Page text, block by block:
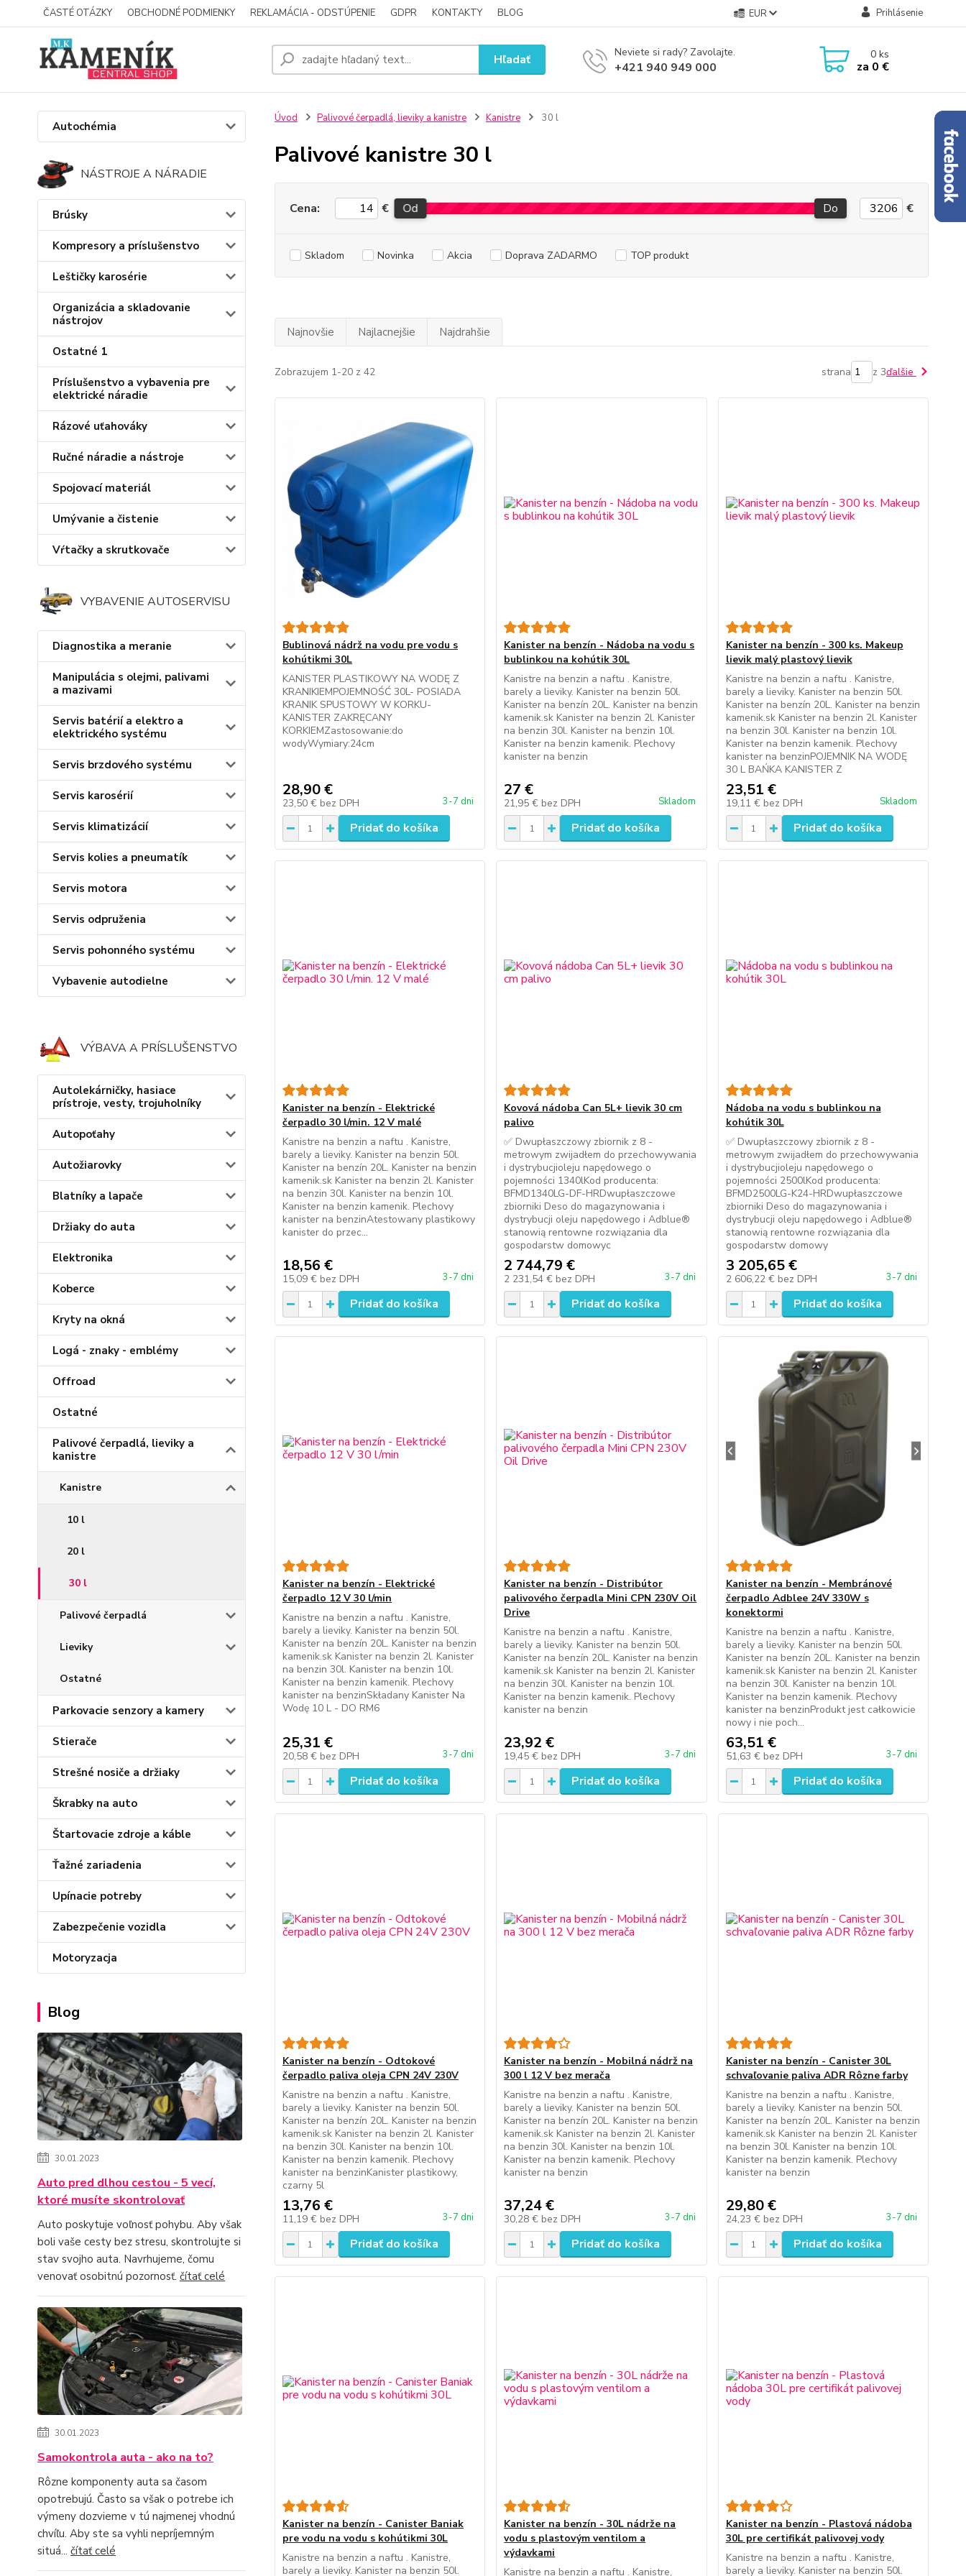
ČASTÉ OTÁZKY OBCHODNÉ PODMIENKY REKLAMÁCIA - ODSTÚPENIE GDPR KONTAKTY BLOG EUR Prihlásenie
Hľadať Neviete si rady? Zavolajte.
+421 940 949 000
0ks
za 0 €
Autochémia
NÁSTROJE A NÁRADIE
Brúsky
Kompresory a príslušenstvo
Leštičky karosérie
Organizácia a skladovanie
nástrojov
Ostatné 1
Príslušenstvo a vybavenia pre
elektrické náradie
Rázové uťahováky
Ručné náradie a nástroje
Spojovací materiál
Umývanie a čistenie
Vŕtačky a skrutkovače
VYBAVENIE AUTOSERVISU
Diagnostika a meranie
Manipulácia s olejmi, palivami
a mazivami
Servis batérií a elektro a
elektrického systému
Servis brzdového systému
Servis karosérií
Servis klimatizácií
Servis kolies a pneumatík
Servis motora
Servis odpruženia
Servis pohonného systému
Vybavenie autodielne
VÝBAVA A PRÍSLUŠENSTVO
Autolekárničky, hasiace
prístroje, vesty, trojuholníky
Autopoťahy
Autožiarovky
Blatníky a lapače
Držiaky do auta
Elektronika
Koberce
Kryty na okná
Logá - znaky - emblémy
Offroad
Ostatné
Palivové čerpadlá, lieviky a
kanistre
Kanistre
10 l
20 l
30 l
Palivové čerpadlá
Lieviky
Ostatné
Parkovacie senzory a kamery
Stierače
Strešné nosiče a držiaky
Škrabky na auto
Štartovacie zdroje a káble
Ťažné zariadenia
Upínacie potreby
Zabezpečenie vozidla
Motoryzacja
Blog
30.01.2023
Auto pred dlhou cestou - 5 vecí,
ktoré musíte skontrolovať
Auto poskytuje voľnosť pohybu. Aby však
boli vaše cesty bez stresu, skontrolujte si
stav svojho auta. Navrhujeme, čomu
venovať osobitnú pozornosť. čítať celé
30.01.2023
Samokontrola auta - ako na to?
Rôzne komponenty auta sa časom
opotrebujú. Často sa však o potrebe ich
výmeny dozvieme v tú najmenej vhodnú
chvíľu. Aby ste sa vyhli nepríjemným
situá... čítať celé
Úvod Palivové čerpadlá, lieviky a kanistre Kanistre 30 l
Palivové kanistre 30 l
Cena: € Od Do €
Skladom Novinka Akcia Doprava ZADARMO TOP produkt
Najnovšie Najlacnejšie Najdrahšie
Zobrazujem 1-20 z 42 strana z 3ďalšie
Bublinová nádrž na vodu pre vodu s
kohútikmi 30L
KANISTER PLASTIKOWY NA WODĘ Z
KRANIKIEMPOJEMNOŚĆ 30L- POSIADA
KRANIK SPUSTOWY W KORKU-
KANISTER ZAKRĘCANY
KORKIEMZastosowanie:do
wodyWymiary:24cm
28,90 €
23,50 € bez DPH 3-7 dni
Pridať do košíka
Kanister na benzín - Nádoba na vodu s
bublinkou na kohútik 30L
Kanistre na benzin a naftu . Kanistre,
barely a lieviky. Kanister na benzin 50l.
Kanister na benzín 20L. Kanister na benzin
kamenik.sk Kanister na benzin 2l. Kanister
na benzin 30l. Kanister na benzin 10l.
Kanister na benzin kamenik. Plechovy
kanister na benzin
27 €
21,95 € bez DPH Skladom
Pridať do košíka
Kanister na benzín - 300 ks. Makeup
lievik malý plastový lievik
Kanistre na benzin a naftu . Kanistre,
barely a lieviky. Kanister na benzin 50l.
Kanister na benzín 20L. Kanister na benzin
kamenik.sk Kanister na benzin 2l. Kanister
na benzin 30l. Kanister na benzin 10l.
Kanister na benzin kamenik. Plechovy
kanister na benzinPOJEMNIK NA WODĘ
30 L BAŃKA KANISTER Z
23,51 €
19,11 € bez DPH Skladom
Pridať do košíka
Kanister na benzín - Elektrické
čerpadlo 30 l/min. 12 V malé
Kanistre na benzin a naftu . Kanistre,
barely a lieviky. Kanister na benzin 50l.
Kanister na benzín 20L. Kanister na benzin
kamenik.sk Kanister na benzin 2l. Kanister
na benzin 30l. Kanister na benzin 10l.
Kanister na benzin kamenik. Plechovy
kanister na benzinAtestowany plastikowy
kanister do przec...
18,56 €
15,09 € bez DPH 3-7 dni
Pridať do košíka
Kovová nádoba Can 5L+ lievik 30 cm
palivo
✅ Dwupłaszczowy zbiornik z 8 -
metrowym zwijadłem do przechowywania
i dystrybucjioleju napędowego o
pojemności 1340lKod producenta:
BFMD1340LG-DF-HRDwupłaszczowe
zbiorniki Deso do magazynowania i
dystrybucji oleju napędowego i Adblue®
stanowią rentowne rozwiązania dla
gospodarstw domowyc
2 744,79 €
2 231,54 € bez DPH 3-7 dni
Pridať do košíka
Nádoba na vodu s bublinkou na
kohútik 30L
✅ Dwupłaszczowy zbiornik z 8 -
metrowym zwijadłem do przechowywania
i dystrybucjioleju napędowego o
pojemności 2500lKod producenta:
BFMD2500LG-K24-HRDwupłaszczowe
zbiorniki Deso do magazynowania i
dystrybucji oleju napędowego i Adblue®
stanowią rentowne rozwiązania dla
gospodarstw domowy
3 205,65 €
2 606,22 € bez DPH 3-7 dni
Pridať do košíka
Kanister na benzín - Elektrické
čerpadlo 12 V 30 l/min
Kanistre na benzin a naftu . Kanistre,
barely a lieviky. Kanister na benzin 50l.
Kanister na benzín 20L. Kanister na benzin
kamenik.sk Kanister na benzin 2l. Kanister
na benzin 30l. Kanister na benzin 10l.
Kanister na benzin kamenik. Plechovy
kanister na benzinSkładany Kanister Na
Wodę 10 L - DO RM6
25,31 €
20,58 € bez DPH 3-7 dni
Pridať do košíka
Kanister na benzín - Distribútor
palivového čerpadla Mini CPN 230V Oil
Drive
Kanistre na benzin a naftu . Kanistre,
barely a lieviky. Kanister na benzin 50l.
Kanister na benzín 20L. Kanister na benzin
kamenik.sk Kanister na benzin 2l. Kanister
na benzin 30l. Kanister na benzin 10l.
Kanister na benzin kamenik. Plechovy
kanister na benzin
23,92 €
19,45 € bez DPH 3-7 dni
Pridať do košíka
Kanister na benzín - Membránové
čerpadlo Adblee 24V 330W s
konektormi
Kanistre na benzin a naftu . Kanistre,
barely a lieviky. Kanister na benzin 50l.
Kanister na benzín 20L. Kanister na benzin
kamenik.sk Kanister na benzin 2l. Kanister
na benzin 30l. Kanister na benzin 10l.
Kanister na benzin kamenik. Plechovy
kanister na benzinProdukt jest całkowicie
nowy i nie poch...
63,51 €
51,63 € bez DPH 3-7 dni
Pridať do košíka
Kanister na benzín - Odtokové
čerpadlo paliva oleja CPN 24V 230V
Kanistre na benzin a naftu . Kanistre,
barely a lieviky. Kanister na benzin 50l.
Kanister na benzín 20L. Kanister na benzin
kamenik.sk Kanister na benzin 2l. Kanister
na benzin 30l. Kanister na benzin 10l.
Kanister na benzin kamenik. Plechovy
kanister na benzinKanister plastikowy,
czarny 5l
13,76 €
11,19 € bez DPH 3-7 dni
Pridať do košíka
Kanister na benzín - Mobilná nádrž na
300 l 12 V bez merača
Kanistre na benzin a naftu . Kanistre,
barely a lieviky. Kanister na benzin 50l.
Kanister na benzín 20L. Kanister na benzin
kamenik.sk Kanister na benzin 2l. Kanister
na benzin 30l. Kanister na benzin 10l.
Kanister na benzin kamenik. Plechovy
kanister na benzin
37,24 €
30,28 € bez DPH 3-7 dni
Pridať do košíka
Kanister na benzín - Canister 30L
schvaľovanie paliva ADR Rôzne farby
Kanistre na benzin a naftu . Kanistre,
barely a lieviky. Kanister na benzin 50l.
Kanister na benzín 20L. Kanister na benzin
kamenik.sk Kanister na benzin 2l. Kanister
na benzin 30l. Kanister na benzin 10l.
Kanister na benzin kamenik. Plechovy
kanister na benzin
29,80 €
24,23 € bez DPH 3-7 dni
Pridať do košíka
Kanister na benzín - Canister Baniak
pre vodu na vodu s kohútikmi 30L
Kanistre na benzin a naftu . Kanistre,
barely a lieviky. Kanister na benzin 50l.
Kanister na benzín - 30L nádrže na
vodu s plastovým ventilom a
výdavkami
Kanistre na benzin a naftu . Kanistre,
Kanister na benzín - Plastová nádoba
30L pre certifikát palivovej vody
Kanistre na benzin a naftu . Kanistre,
barely a lieviky. Kanister na benzin 50l.